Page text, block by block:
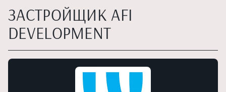
ЗАСТРОЙЩИК AFI
DEVELOPMENT